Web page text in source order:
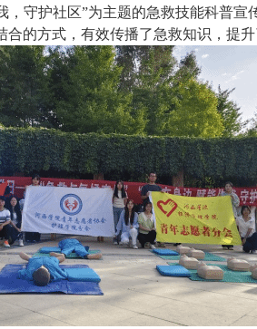
，守护社区”为主题的急救技能科普宣
的方式，有效传播了急救知识，提升